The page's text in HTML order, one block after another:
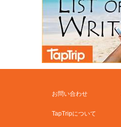
お問い合わせ
TapTripについて